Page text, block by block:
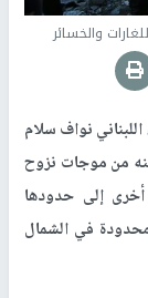
والخسائر
نواف سلام
من موجات نزوح
إلى حدودها
في الشمال